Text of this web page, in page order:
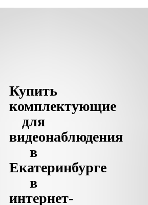
Купить
комплектующие
для
видеонаблюдения
в
Екатеринбурге
в
интернет-